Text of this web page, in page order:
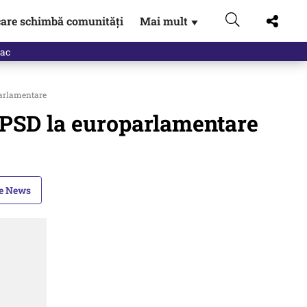
schimbă comunități Mai mult ▼
la europarlamentare
News